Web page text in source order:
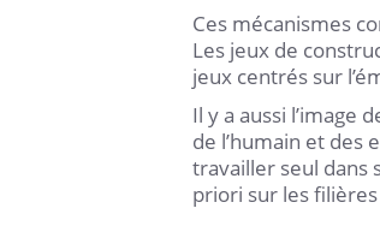
Ces mécanismes
Les jeux de
jeux centrés sur
Il y a aussi l’image
de l’humain et des
travailler seul dans
priori sur les